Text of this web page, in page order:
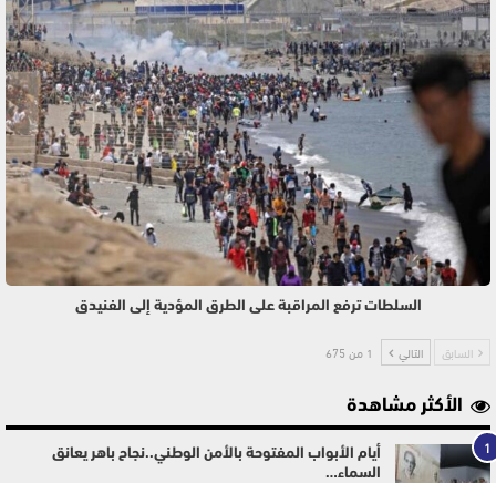
السلطات ترفع المراقبة على الطرق المؤدية إلى الفنيدق
السابق التالي 1 من 675
الأكثر مشاهدة
1
أيام الأبواب المفتوحة بالأمن الوطني..نجاح باهر يعانق
السماء…